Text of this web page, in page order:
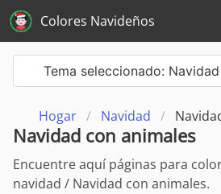
Colores Navideños
Hogar Navidad
Tema seleccionado:
Navidad con animales
Encuentre aquí páginas para
navidad / Navidad con animales.